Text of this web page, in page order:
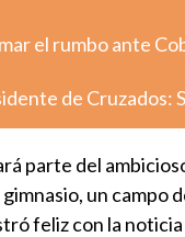
el rumbo ante
de Cruzados:
parte del
un
feliz con la